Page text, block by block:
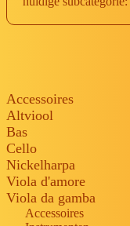
Accessoires
Altviool
Bas
Cello
Nickelharpa
Viola d'amore
Viola da gamba
Accessoires